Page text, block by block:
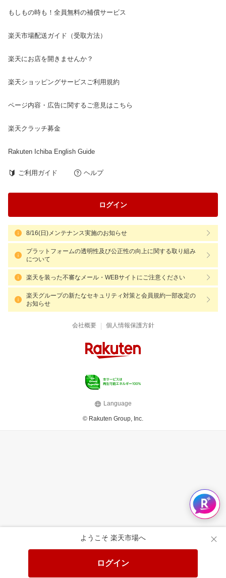
ようこそ 楽天市場へ
ログイン
もしもの時も！全員無料の補償サービス
楽天市場配送ガイド（受取方法）
楽天にお店を開きませんか？
楽天ショッピングサービスご利用規約
ページ内容・広告に関するご意見はこちら
楽天クラッチ募金
Rakuten Ichiba English Guide
ご利用ガイド ヘルプ
ログイン
8/16(日)メンテナンス実施のお知らせ
プラットフォームの透明性及び公正性の向上に関する取り組み
について
楽天を装った不審なメール・WEBサイトにご注意ください
楽天グループの新たなセキュリティ対策と会員規約一部改定の
お知らせ
会社概要 | 個人情報保護方針
Language
© Rakuten Group, Inc.